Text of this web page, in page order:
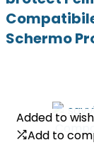
Schermo
Added to
Add to
Added to
Add to